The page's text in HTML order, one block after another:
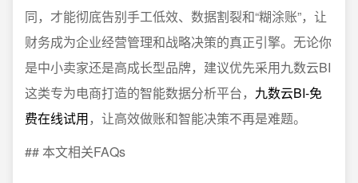
同，才能彻底告别手工低效、数据割裂和“糊涂账”，让
财务成为企业经营管理和战略决策的真正引擎。无论你
是中小卖家还是高成长型品牌，建议优先采用九数云BI
这类专为电商打造的智能数据分析平台， 九数云BI-免
费在线试用，让高效做账和智能决策不再是难题。
## 本文相关FAQs